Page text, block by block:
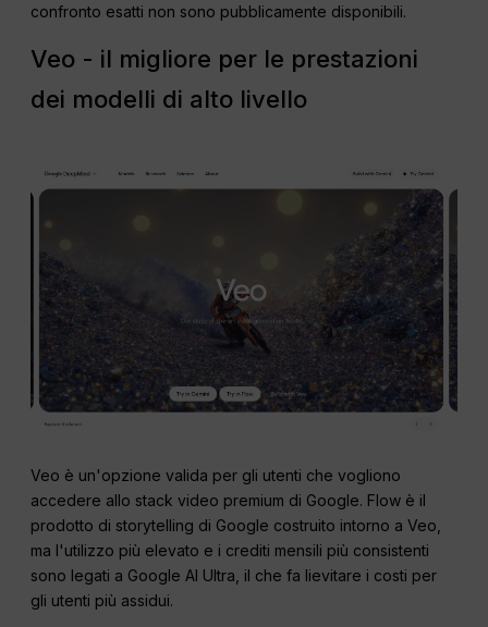
confronto esatti non sono pubblicamente disponibili.
Veo - il migliore per le prestazioni
dei modelli di alto livello
Veo è un'opzione valida per gli utenti che vogliono
accedere allo stack video premium di Google. Flow è il
prodotto di storytelling di Google costruito intorno a Veo,
ma l'utilizzo più elevato e i crediti mensili più consistenti
sono legati a Google AI Ultra, il che fa lievitare i costi per
gli utenti più assidui.